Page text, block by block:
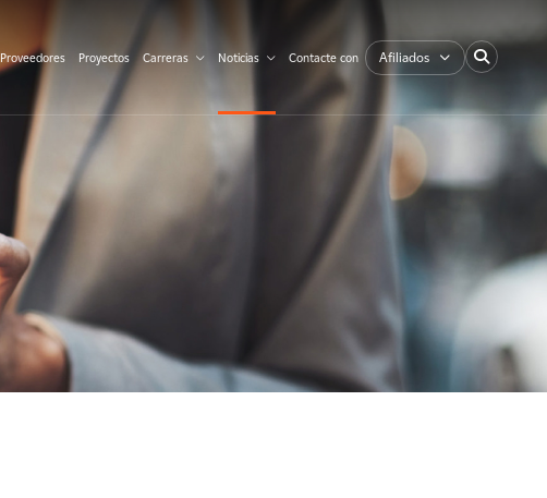
Proveedores Proyectos Carreras Noticias Contacte con Afiliados